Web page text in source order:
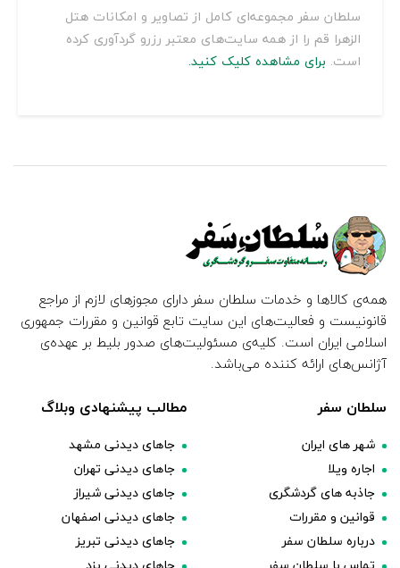
سلطان سفر مجموعه‌ای کامل از تصاویر و امکانات هتل
الزهرا قم را از همه سایت‌های معتبر رزرو گردآوری کرده
است. برای مشاهده کلیک کنید.
همه‌ی کالاها و خدمات سلطان سفر دارای مجوزهای لازم از مراجع
قانونیست و فعالیت‌های این سایت تابع قوانین و مقررات جمهوری
اسلامی ایران است. کلیه‌ی مسئولیت‌های صدور بلیط بر عهده‌ی
آژانس‌های ارائه کننده می‌باشد.
سلطان سفر
شهر های ایران
اجاره ویلا
جاذبه های گردشگری
قوانین و مقررات
درباره سلطان سفر
مطالب پیشنهادی وبلاگ
جاهای دیدنی مشهد
جاهای دیدنی تهران
جاهای دیدنی شیراز
جاهای دیدنی اصفهان
جاهای دیدنی تبریز